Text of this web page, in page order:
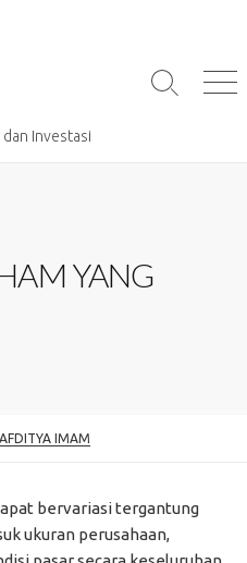
Investasi
Search
YANG
AUTHOR
AFDITYA IMAM
bervariasi tergantung
ukuran perusahaan,